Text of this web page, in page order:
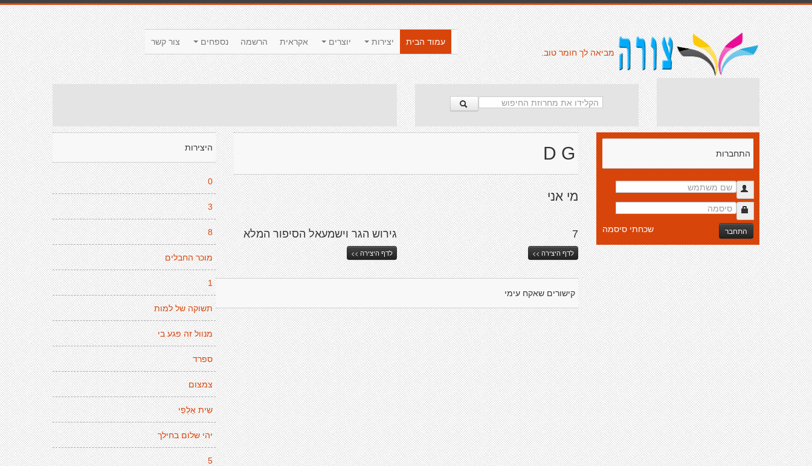
צור קשר נספחים הרשמה אקראית יוצרים יצירות
עמוד הבית
מביאה לך חומר טוב.
היצירות
0
3
8
מוכר החבלים
1
תשוקה של למות
מנוול זה פגע בי
ספרד
צמצום
שִית אַלְפֵי
יהי שלום בחילך
5
D G
מי אני
גירוש הגר וישמעאל הסיפור המלא
לדף היצירה >>
7
לדף היצירה >>
קישורים שאקח עימי
התחברות
התחבר שכחתי סיסמה